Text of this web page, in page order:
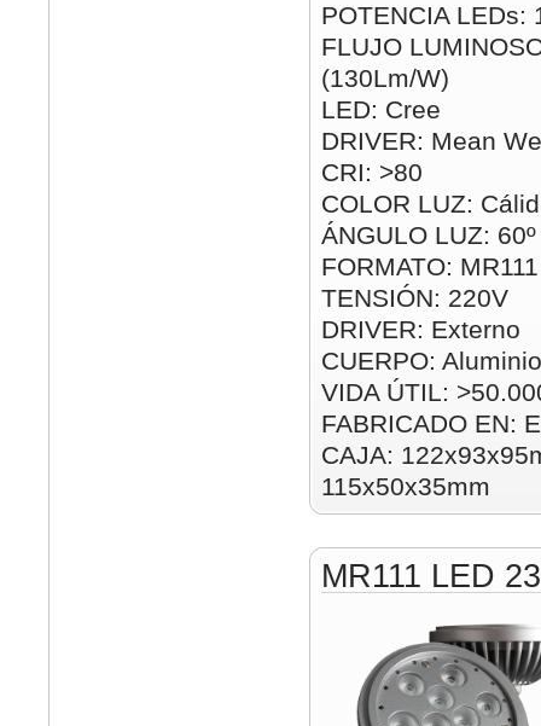
POTENCIA LEDs:
FLUJO
(130Lm/W)
LED: Cree
DRIVER: Mean
CRI: >80
COLOR LUZ:
ÁNGULO LUZ: 60º
FORMATO: MR111
TENSIÓN: 220V
DRIVER: Externo
CUERPO: Aluminio
VIDA ÚTIL:
FABRICADO EN:
CAJA:
115x50x35mm
MR111 LED